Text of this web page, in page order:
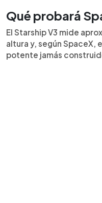
Qué probará
El Starship V3 mide
altura y, según SpaceX,
potente jamás